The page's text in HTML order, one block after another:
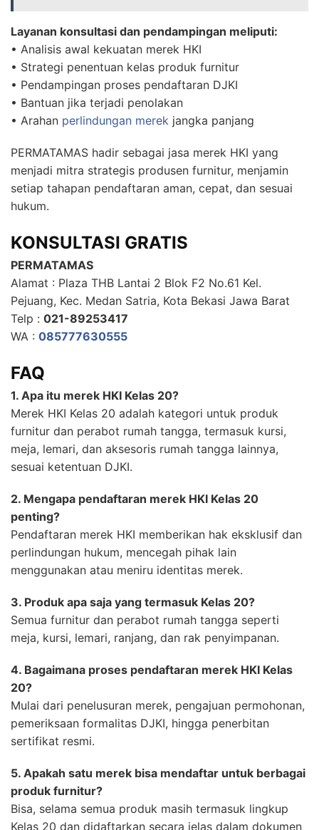
Layanan konsultasi dan pendampingan meliputi:
• Analisis awal kekuatan merek HKI
• Strategi penentuan kelas produk furnitur
• Pendampingan proses pendaftaran DJKI
• Bantuan jika terjadi penolakan
• Arahan perlindungan merek jangka panjang
PERMATAMAS hadir sebagai jasa merek HKI yang
menjadi mitra strategis produsen furnitur, menjamin
setiap tahapan pendaftaran aman, cepat, dan sesuai
hukum.
KONSULTASI GRATIS
PERMATAMAS
Alamat : Plaza THB Lantai 2 Blok F2 No.61 Kel.
Pejuang, Kec. Medan Satria, Kota Bekasi Jawa Barat
Telp : 021-89253417
WA : 085777630555
FAQ
1. Apa itu merek HKI Kelas 20?
Merek HKI Kelas 20 adalah kategori untuk produk
furnitur dan perabot rumah tangga, termasuk kursi,
meja, lemari, dan aksesoris rumah tangga lainnya,
sesuai ketentuan DJKI.
2. Mengapa pendaftaran merek HKI Kelas 20
penting?
Pendaftaran merek HKI memberikan hak eksklusif dan
perlindungan hukum, mencegah pihak lain
menggunakan atau meniru identitas merek.
3. Produk apa saja yang termasuk Kelas 20?
Semua furnitur dan perabot rumah tangga seperti
meja, kursi, lemari, ranjang, dan rak penyimpanan.
4. Bagaimana proses pendaftaran merek HKI Kelas
20?
Mulai dari penelusuran merek, pengajuan permohonan,
pemeriksaan formalitas DJKI, hingga penerbitan
sertifikat resmi.
5. Apakah satu merek bisa mendaftar untuk berbagai
produk furnitur?
Bisa, selama semua produk masih termasuk lingkup
Kelas 20 dan didaftarkan secara jelas dalam dokumen